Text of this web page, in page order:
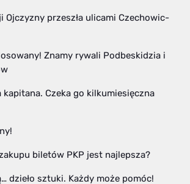
Ojczyzny przeszła ulicami Czechowic-
Znamy rywali Podbeskidzia i
Czeka go kilkumiesięczna
biletów PKP jest najlepsza?
dzieło sztuki. Każdy może pomóc!